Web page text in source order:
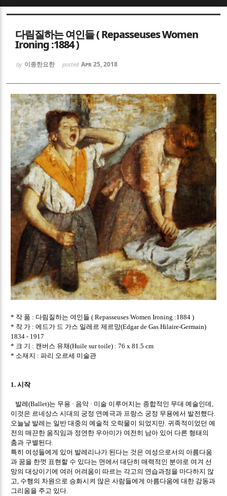
다림질하는 여인들 ( Repasseuses Women
Ironing :1884 )
by 이종한요한 posted Apr 25, 2018
* 작 품 : 다림질하는 여인들( Repasseuses Women Ironing :1884 )
* 작 가 :에드가 드 가스 일레르 제르망(Edgar de Gas Hilaire-Germain)
1834 - 1917
* 크 기 : 캔버스 유채(Huile sur toile) : 76 x 81.5 cm
* 소재지 :파리 오르세 미술관
1.시작
발레(Ballet)는 무용 · 음악 · 미술 이루어지는 종합적인 무대 예술인데,
이것은 르네상스 시대의 궁정 연예극과 프랑스 궁정 무용에서 발전했다.
오늘날 발레는 일반 대중의 예술적 오락물이 되었지만.귀족적이었던 예
전의 매끈한 움직임과 정연한 우아미가 여전히 남아 있어 다른 형태의
춤과 구별된다.
특히 여성들에게 있어 발레리나가 된다는 것은 여성으로서의 아름다움
과 꿈을 한껏 표현할 수 있다는 면에서 대단히 매력적인 분야로 여겨 선
망의 대상이기에 여러 어려움이 따르는 각고의 연습과정을 마다하지 않
고, 수행의 차원으로 승화시켜 많은 사람들에게 아름다움에 대한 감동과
그리움을 주고 있다.
Sketchbook5, 스케치북5
Sketchbook5, 스케치북5
Sketchbook5, 스케치북5
Sketchbook5, 스케치북5